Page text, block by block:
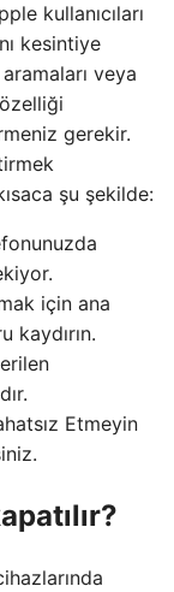
kullanıcıları
kesintiye
veya
gerekir.
şu şekilde:
için ana
kaydırın.
Etmeyin